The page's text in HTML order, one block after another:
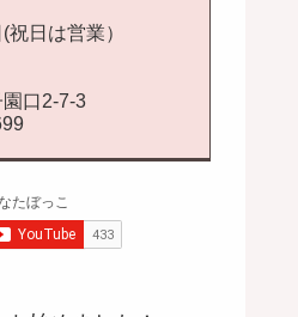
日は営業）
口2-7-3